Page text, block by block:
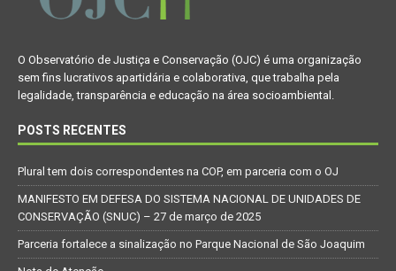
O Observatório de Justiça e Conservação (OJC) é uma organização
sem fins lucrativos apartidária e colaborativa, que trabalha pela
legalidade, transparência e educação na área socioambiental.
POSTS RECENTES
Plural tem dois correspondentes na COP, em parceria com o OJ
MANIFESTO EM DEFESA DO SISTEMA NACIONAL DE UNIDADES DE
CONSERVAÇÃO (SNUC) – 27 de março de 2025
Parceria fortalece a sinalização no Parque Nacional de São Joaquim